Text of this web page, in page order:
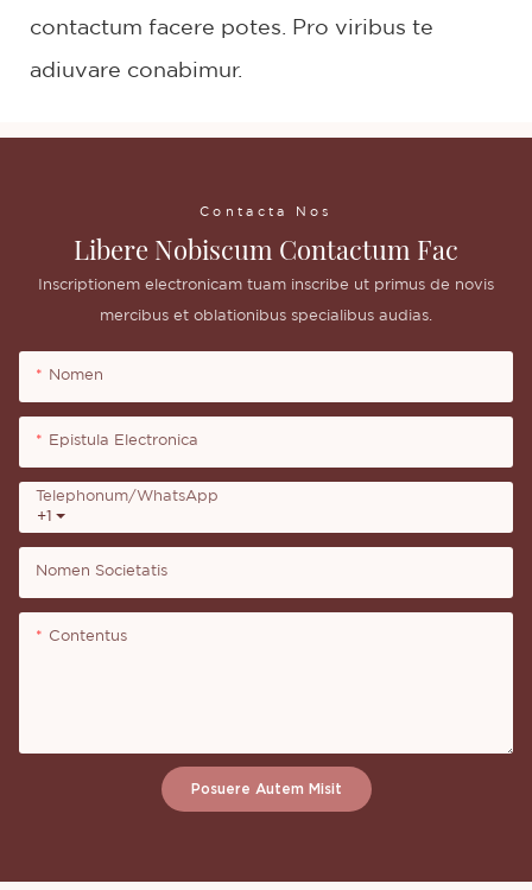
contactum facere potes. Pro viribus te
adiuvare conabimur.
Contacta Nos
Libere Nobiscum Contactum Fac
Inscriptionem electronicam tuam inscribe ut primus de novis
mercibus et oblationibus specialibus audias.
Nomen
Epistula Electronica
+1
Telephonum/WhatsApp
Nomen Societatis
Contentus
Posuere Autem Misit